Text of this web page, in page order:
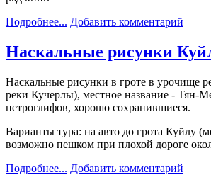
Подробнее... Добавить комментарий
Наскальные рисунки
Наскальные рисунки в гроте в урочище
реки Кучерлы), местное название - Тян-
петроглифов, хорошо сохранившиеся.
Варианты тура: на авто до грота Куйлу
возможно пешком при плохой дороге
Подробнее... Добавить комментарий